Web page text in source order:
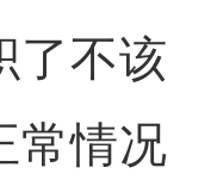
了不该
常情况